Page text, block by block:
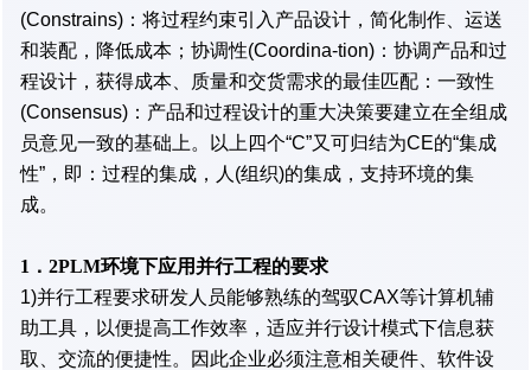
(Constrains)：将过程约束引入产品设计，简化制作、运送
和装配，降低成本；协调性(Coordina-tion)：协调产品和过
程设计，获得成本、质量和交货需求的最佳匹配：一致性
(Consensus)：产品和过程设计的重大决策要建立在全组成
员意见一致的基础上。以上四个“C”又可归结为CE的“集成
性”，即：过程的集成，人(组织)的集成，支持环境的集
成。
1．2PLM环境下应用并行工程的要求
1)并行工程要求研发人员能够熟练的驾驭CAX等计算机辅
助工具，以便提高工作效率，适应并行设计模式下信息获
取、交流的便捷性。因此企业必须注意相关硬件、软件设